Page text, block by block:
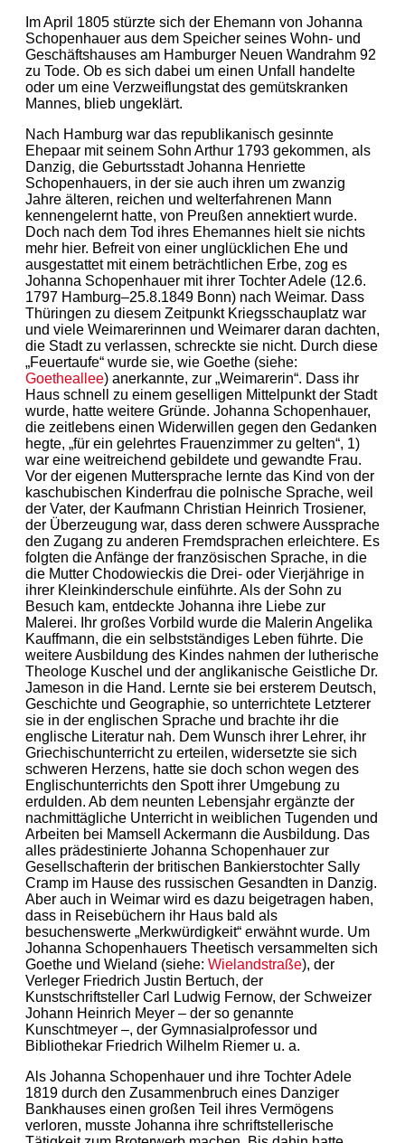
Im April 1805 stürzte sich der Ehemann von Johanna
Schopenhauer aus dem Speicher seines Wohn- und
Geschäftshauses am Hamburger Neuen Wandrahm 92
zu Tode. Ob es sich dabei um einen Unfall handelte
oder um eine Verzweiflungstat des gemütskranken
Mannes, blieb ungeklärt.
Nach Hamburg war das republikanisch gesinnte
Ehepaar mit seinem Sohn Arthur 1793 gekommen, als
Danzig, die Geburtsstadt Johanna Henriette
Schopenhauers, in der sie auch ihren um zwanzig
Jahre älteren, reichen und welterfahrenen Mann
kennengelernt hatte, von Preußen annektiert wurde.
Doch nach dem Tod ihres Ehemannes hielt sie nichts
mehr hier. Befreit von einer unglücklichen Ehe und
ausgestattet mit einem beträchtlichen Erbe, zog es
Johanna Schopenhauer mit ihrer Tochter Adele (12.6.
1797 Hamburg–25.8.1849 Bonn) nach Weimar. Dass
Thüringen zu diesem Zeitpunkt Kriegsschauplatz war
und viele Weimarerinnen und Weimarer daran dachten,
die Stadt zu verlassen, schreckte sie nicht. Durch diese
„Feuertaufe“ wurde sie, wie Goethe (siehe:
Goetheallee) anerkannte, zur „Weimarerin“. Dass ihr
Haus schnell zu einem geselligen Mittelpunkt der Stadt
wurde, hatte weitere Gründe. Johanna Schopenhauer,
die zeitlebens einen Widerwillen gegen den Gedanken
hegte, „für ein gelehrtes Frauenzimmer zu gelten“, 1)
war eine weitreichend gebildete und gewandte Frau.
Vor der eigenen Muttersprache lernte das Kind von der
kaschubischen Kinderfrau die polnische Sprache, weil
der Vater, der Kaufmann Christian Heinrich Trosiener,
der Überzeugung war, dass deren schwere Aussprache
den Zugang zu anderen Fremdsprachen erleichtere. Es
folgten die Anfänge der französischen Sprache, in die
die Mutter Chodowieckis die Drei- oder Vierjährige in
ihrer Kleinkinderschule einführte. Als der Sohn zu
Besuch kam, entdeckte Johanna ihre Liebe zur
Malerei. Ihr großes Vorbild wurde die Malerin Angelika
Kauffmann, die ein selbstständiges Leben führte. Die
weitere Ausbildung des Kindes nahmen der lutherische
Theologe Kuschel und der anglikanische Geistliche Dr.
Jameson in die Hand. Lernte sie bei ersterem Deutsch,
Geschichte und Geographie, so unterrichtete Letzterer
sie in der englischen Sprache und brachte ihr die
englische Literatur nah. Dem Wunsch ihrer Lehrer, ihr
Griechischunterricht zu erteilen, widersetzte sie sich
schweren Herzens, hatte sie doch schon wegen des
Englischunterrichts den Spott ihrer Umgebung zu
erdulden. Ab dem neunten Lebensjahr ergänzte der
nachmittägliche Unterricht in weiblichen Tugenden und
Arbeiten bei Mamsell Ackermann die Ausbildung. Das
alles prädestinierte Johanna Schopenhauer zur
Gesellschafterin der britischen Bankierstochter Sally
Cramp im Hause des russischen Gesandten in Danzig.
Aber auch in Weimar wird es dazu beigetragen haben,
dass in Reisebüchern ihr Haus bald als
besuchenswerte „Merkwürdigkeit“ erwähnt wurde. Um
Johanna Schopenhauers Theetisch versammelten sich
Goethe und Wieland (siehe: Wielandstraße), der
Verleger Friedrich Justin Bertuch, der
Kunstschriftsteller Carl Ludwig Fernow, der Schweizer
Johann Heinrich Meyer – der so genannte
Kunschtmeyer –, der Gymnasialprofessor und
Bibliothekar Friedrich Wilhelm Riemer u. a.
Als Johanna Schopenhauer und ihre Tochter Adele
1819 durch den Zusammenbruch eines Danziger
Bankhauses einen großen Teil ihres Vermögens
verloren, musste Johanna ihre schriftstellerische